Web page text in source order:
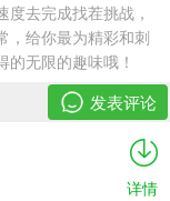
去完成找茬挑战，
，给你最为精彩和刺
无限的趣味哦！
发表评论
详情